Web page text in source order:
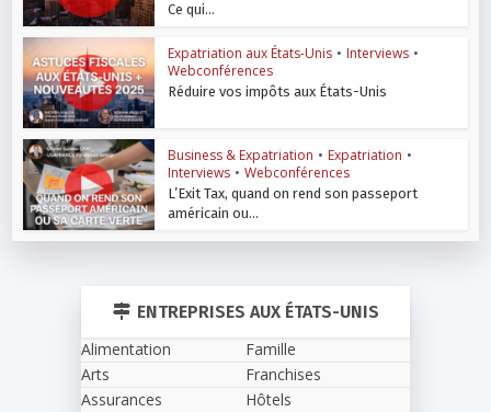
Ce qui...
Expatriation aux États-Unis • Interviews •
Webconférences
Réduire vos impôts aux États-Unis
Business & Expatriation • Expatriation •
Interviews • Webconférences
L’Exit Tax, quand on rend son passeport
américain ou...
ENTREPRISES AUX ÉTATS-UNIS
Alimentation
Arts
Assurances
Famille
Franchises
Hôtels